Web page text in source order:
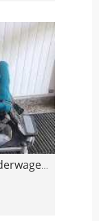
Einwandfrei Teutonia baby kinderwagen mit Zubehör